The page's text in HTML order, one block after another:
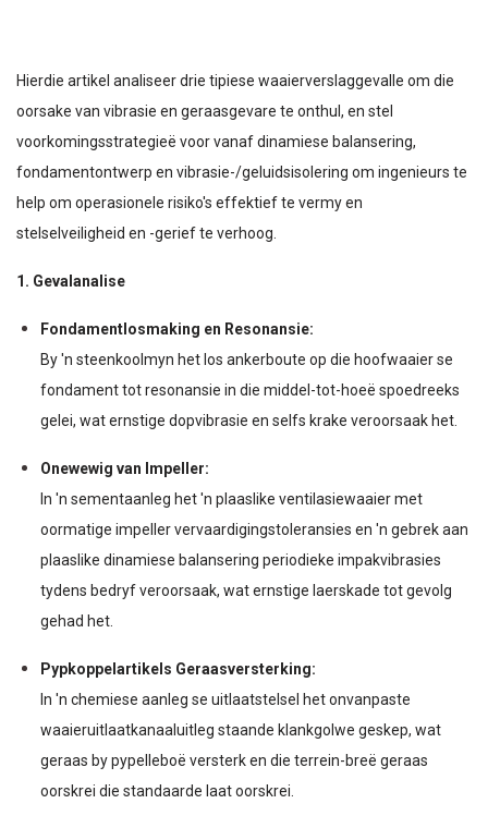
Hierdie artikel analiseer drie tipiese waaierverslaggevalle om die
oorsake van vibrasie en geraasgevare te onthul, en stel
voorkomingsstrategieë voor vanaf dinamiese balansering,
fondamentontwerp en vibrasie-/geluidsisolering om ingenieurs te
help om operasionele risiko's effektief te vermy en
stelselveiligheid en -gerief te verhoog.
1. Gevalanalise
Fondamentlosmaking en Resonansie:
By 'n steenkoolmyn het los ankerboute op die hoofwaaier se
fondament tot resonansie in die middel-tot-hoeë spoedreeks
gelei, wat ernstige dopvibrasie en selfs krake veroorsaak het.
Onewewig van Impeller:
In 'n sementaanleg het 'n plaaslike ventilasiewaaier met
oormatige impeller vervaardigingstoleransies en 'n gebrek aan
plaaslike dinamiese balansering periodieke impakvibrasies
tydens bedryf veroorsaak, wat ernstige laerskade tot gevolg
gehad het.
Pypkoppelartikels Geraasversterking:
In 'n chemiese aanleg se uitlaatstelsel het onvanpaste
waaieruitlaatkanaaluitleg staande klankgolwe geskep, wat
geraas by pypelleboë versterk en die terrein-breë geraas
oorskrei die standaarde laat oorskrei.